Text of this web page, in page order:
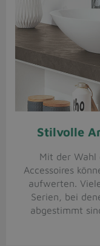
Stilvolle
Mit der Wahl
Accessoires
aufwerten.
Serien, bei
abgestimmt